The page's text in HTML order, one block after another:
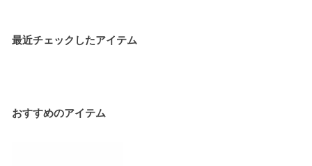
最近チェックしたアイテム
おすすめのアイテム